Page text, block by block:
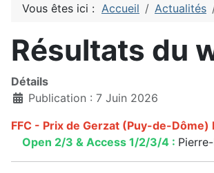
Vous êtes ici : Accueil Actualités
Résultats du
Détails
Publication : 7 Juin 2026
FFC - Prix de Gerzat (Puy-de-Dôme)
Open 2/3 & Access 1/2/3/4 :